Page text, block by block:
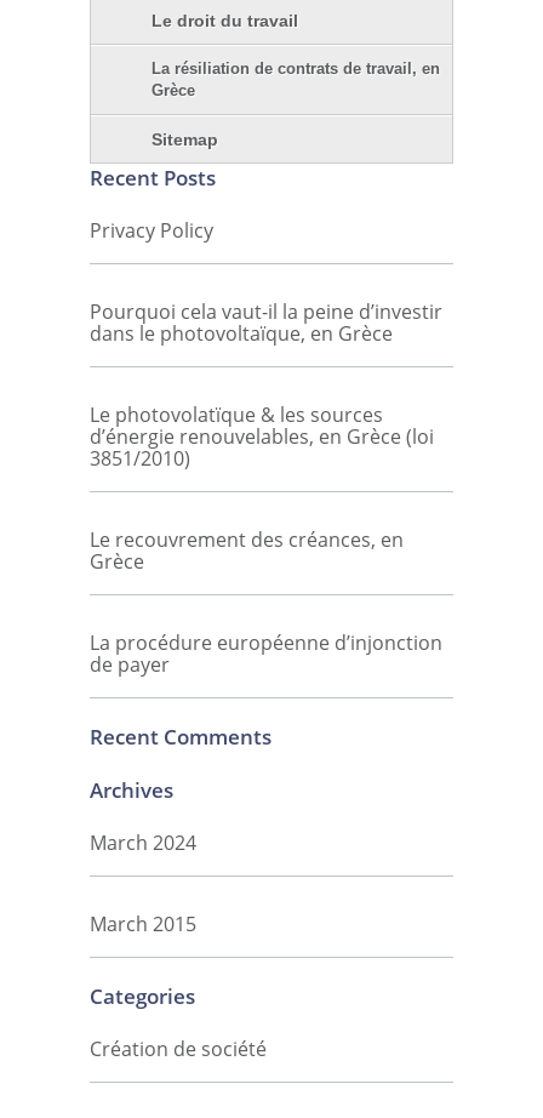
Le droit du travail
La résiliation de contrats de travail, en
Grèce
Sitemap
Recent Posts
Privacy Policy
Pourquoi cela vaut-il la peine d’investir
dans le photovoltaïque, en Grèce
Le photovolatïque & les sources
d’énergie renouvelables, en Grèce (loi
3851/2010)
Le recouvrement des créances, en
Grèce
La procédure européenne d’injonction
de payer
Recent Comments
Archives
March 2024
March 2015
Categories
Création de société